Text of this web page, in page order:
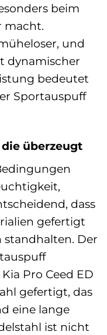
beim
macht.
und
dynamischer
bedeutet
Sportauspuff
überzeugt
dass
gefertigt
standhalten. Der
Pro Ceed ED
gefertigt, das
eine lange
ist nicht